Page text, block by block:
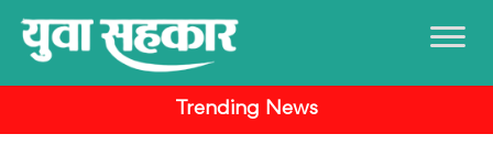
Trending News